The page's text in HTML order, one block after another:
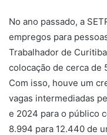
No ano passado, a
empregos para
Trabalhador de
colocação de cerca de
Com isso, houve um
vagas intermediadas
e 2024 para o público
8.994 para 12.440 de